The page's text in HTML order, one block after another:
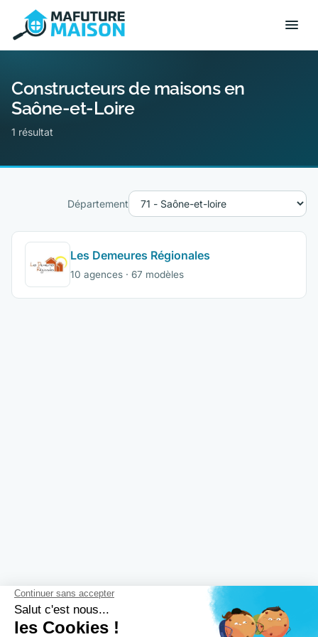
Constructeurs de maisons en
Saône-et-Loire
1 résultat
Département
Les Demeures Régionales
10 agences · 67 modèles